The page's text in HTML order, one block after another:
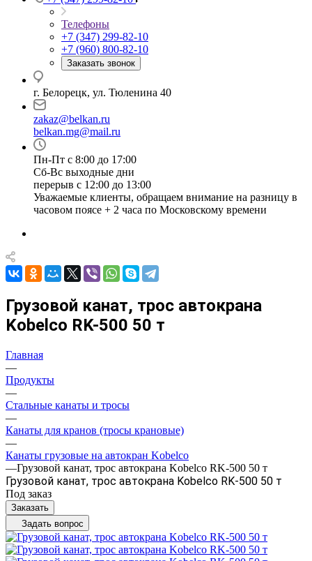
Телефоны
+7 (347) 299-82-10
+7 (960) 800-82-10
Заказать звонок
г. Белорецк, ул. Тюленина 40
zakaz@belkan.ru
belkan.mg@mail.ru
Пн-Пт с 8:00 до 17:00
Сб-Вс выходные дни
перерыв с 12:00 до 13:00
Уважаемые клиенты, обращаем внимание на разницу в
часовом поясе + 2 часа по Московскому времени
Грузовой канат, трос автокрана
Kobelco RK-500 50 т
Главная
—
Продукты
—
Стальные канаты и тросы
—
Канаты для кранов (тросы крановые)
—
Канаты грузовые на автокран Kobelco
—Грузовой канат, трос автокрана Kobelco RK-500 50 т
Грузовой канат, трос автокрана Kobelco RK-500 50 т
Под заказ
Заказать
Задать вопрос